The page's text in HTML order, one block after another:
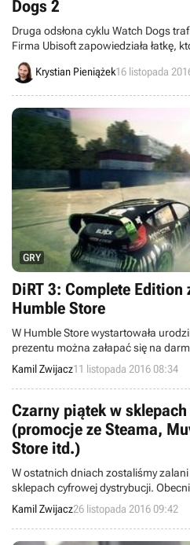
Dogs 2
Druga odsłona cyklu Watch Dogs
Firma Ubisoft zapowiedziała łatkę,
tekstury okolic intymnych, widoczne
Krystian Pieniążek16 listopada
GRY
DiRT 3: Complete
Humble Store
W Humble Store wystartowała
prezentu można załapać się na
DiRT 3: Complete Edition. Musicie się
promocja potrwa tylko do jutra.
Kamil Zwijacz11 listopada 2016 08:34
Czarny piątek w
(promocje ze Steama,
Store itd.)
W ostatnich dniach zostaliśmy
sklepach cyfrowej dystrybucji.
Steamie, Origin, Muve.pl, PlayStation
innych. By ułatwić Wam nieco
zebrać w jednym miejscu
Kamil Zwijacz26 listopada 2016 09:42